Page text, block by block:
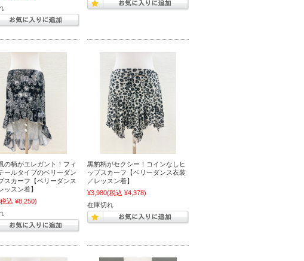
の柄がエレガント！フィ
ールタイプのベリーダン
スカーフ【ベリーダンス
ッスン着】
込 ¥8,250)
黒豹柄がセクシー！コインなしヒ
ップスカーフ【ベリーダンス衣装
／レッスン着】
¥3,980(税込 ¥4,378)
在庫切れ